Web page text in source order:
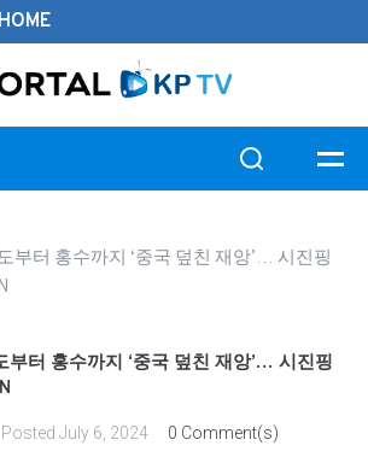
부터 홍수까지 ‘중국 덮친 재앙’… 시진핑
부터 홍수까지 ‘중국 덮친 재앙’… 시진핑
Posted July 6, 2024 0 Comment(s)